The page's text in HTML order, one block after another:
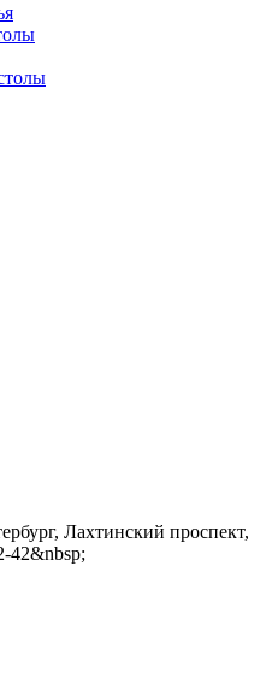
Лахтинский проспект,
42&nbsp;